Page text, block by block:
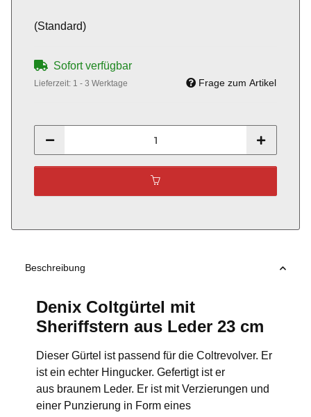
(Standard)
Sofort verfügbar
Lieferzeit: 1 - 3 Werktage Frage zum Artikel
Beschreibung
Denix Coltgürtel mit
Sheriffstern aus Leder 23 cm
Dieser Gürtel ist passend für die Coltrevolver. Er
ist ein echter Hingucker. Gefertigt ist er
aus braunem Leder. Er ist mit Verzierungen und
einer Punzierung in Form eines